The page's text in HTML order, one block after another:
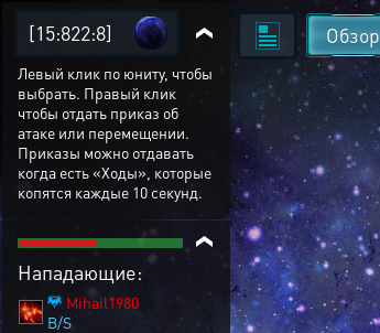
Обзор
[15:822:8]
Левый клик по юниту, чтобы
выбрать. Правый клик
чтобы отдать приказ об
атаке или перемещении.
Приказы можно отдавать
когда есть «Ходы», которые
копятся каждые 10 секунд.
Нападающие:
Mihail1980
B/S